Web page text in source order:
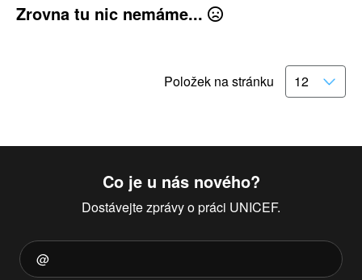
Zrovna tu nic nemáme...
Položek na stránku
Co je u nás nového?
Dostávejte zprávy o práci UNICEF.